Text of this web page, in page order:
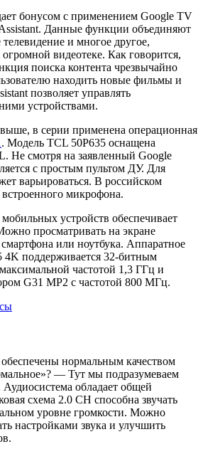
бонусом с применением Google TV
Данные функции объединяют
и многое другое,
огромной видеотеке. Как говорится,
поиска контента чрезвычайно
находить новые фильмы и
позволяет управлять
устройствами.
в серии применена операционная
. Модель TCL 50P635 оснащена
Не смотря на заявленный Google
с простым пультом ДУ. Для
варьироваться. В российском
микрофона.
устройств обеспечивает
просматривать на экране
смартфона или ноутбука. Аппаратное
4K поддерживается 32-битным
частотой 1,3 ГГц и
G31 MP2 с частотой 800 МГц.
нормальным качеством
— Тут мы подразумеваем
обладает общей
схема 2.0 CH способна звучать
уровне громкости. Можно
настройками звука и улучшить